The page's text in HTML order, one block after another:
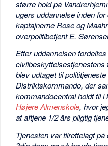
større hold på
ugers uddannelse inden
kaptajnerne Rose og
overpolitibetjent E.
Efter uddannelsen
civilbeskyttelsestjenestens
blev udtaget til
Distriktskommando, der
kommandocentral holdt til
Højere Almenskole, hvor
at aftjene 1/2 års pligtig
Tjenesten var tilrettelagt